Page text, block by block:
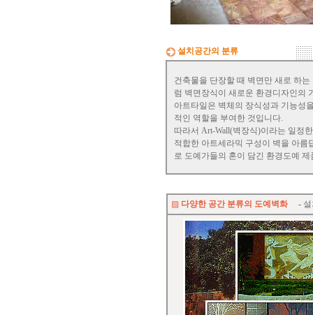
름은 시원하게.. 겨울은 가습기능과
적외선 방사로 따뜻하게..
테리어 마감자재로 활용하여 건물품
격을 업그레이드해 보세요.
설치공간의 분류
건축물을 단장할 때 벽면만 새로 하
럼 벽면장식이 새로운 환경디자인의
아트타일은 벽체의 장식성과 기능성
적인 역할을 부여한 것입니다.
따라서 Art-Wall(벽장식)이라는 일정
적합한 아트세라믹 구성이 벽을 아름
로 도예가들의 혼이 담긴 환경도예 제
▨ 다양한 공간 분류의 도예벽화 -